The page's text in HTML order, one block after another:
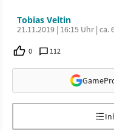
Tobias Veltin
21.11.2019 | 16:15 Uhr |
0 112